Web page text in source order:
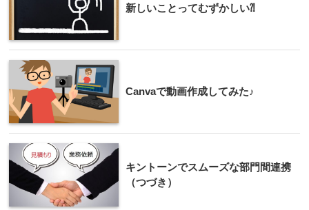
新しいことってむずかしい⁈
Canvaで動画作成してみた♪
キントーンでスムーズな部門間連携
（つづき）